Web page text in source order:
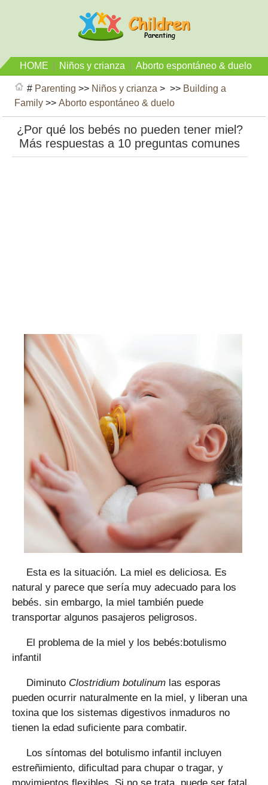
HOME Niños y crianza Aborto espontáneo & duelo
# Parenting >> Niños y crianza > >> Building a
Family >>Aborto espontáneo & duelo
¿Por qué los bebés no pueden tener miel?
Más respuestas a 10 preguntas comunes
Esta es la situación. La miel es deliciosa. Es
natural y parece que sería muy adecuado para los
bebés. sin embargo, la miel también puede
transportar algunos pasajeros peligrosos.
El problema de la miel y los bebés:botulismo
infantil
Diminuto Clostridium botulinum las esporas
pueden ocurrir naturalmente en la miel, y liberan una
toxina que los sistemas digestivos inmaduros no
tienen la edad suficiente para combatir.
Los síntomas del botulismo infantil incluyen
estreñimiento, dificultad para chupar o tragar, y